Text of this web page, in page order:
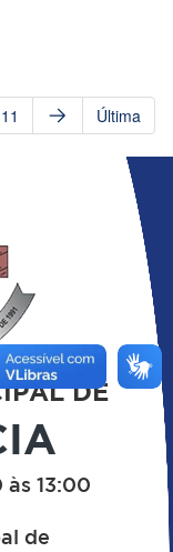
11 Última
DE
13:00
de